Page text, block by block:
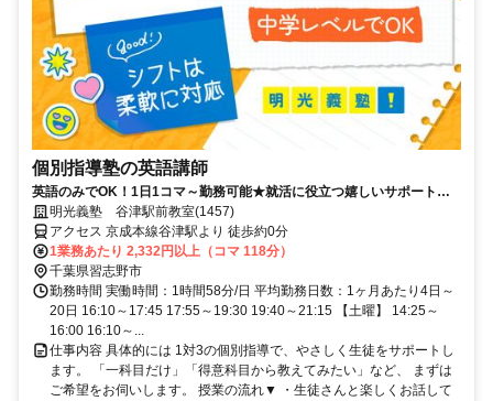
個別指導塾の英語講師
英語のみでOK！1日1コマ～勤務可能★就活に役立つ嬉しいサポートも
◎ミドル・シニアも活躍中
明光義塾 谷津駅前教室(1457)
アクセス 京成本線谷津駅より 徒歩約0分
1業務あたり 2,332円以上（コマ 118分）
千葉県習志野市
勤務時間 実働時間：1時間58分/日 平均勤務日数：1ヶ月あたり4日～
20日 16:10～17:45 17:55～19:30 19:40～21:15 【土曜】 14:25～
16:00 16:10～...
仕事内容 具体的には 1対3の個別指導で、やさしく生徒をサポートし
ます。 「一科目だけ」「得意科目から教えてみたい」など、 まずは
ご希望をお伺いします。 授業の流れ▼ ・生徒さんと楽しくお話して